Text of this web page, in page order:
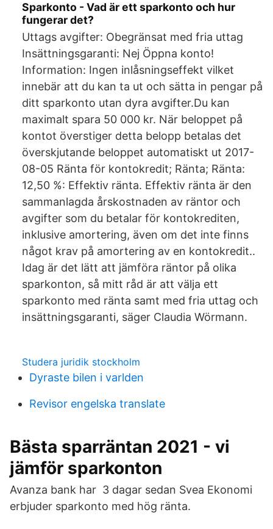
Sparkonto - Vad är ett sparkonto och hur
fungerar det?
Uttags avgifter: Obegränsat med fria uttag
Insättningsgaranti: Nej Öppna konto!
Information: Ingen inlåsningseffekt vilket
innebär att du kan ta ut och sätta in pengar på
ditt sparkonto utan dyra avgifter.Du kan
maximalt spara 50 000 kr. När beloppet på
kontot överstiger detta belopp betalas det
överskjutande beloppet automatiskt ut 2017-
08-05 Ränta för kontokredit; Ränta; Ränta:
12,50 %: Effektiv ränta. Effektiv ränta är den
sammanlagda årskostnaden av räntor och
avgifter som du betalar för kontokrediten,
inklusive amortering, även om det inte finns
något krav på amortering av en kontokredit..
Idag är det lätt att jämföra räntor på olika
sparkonton, så mitt råd är att välja ett
sparkonto med ränta samt med fria uttag och
insättningsgaranti, säger Claudia Wörmann.
Studera juridik stockholm
Dyraste bilen i varlden
Revisor engelska translate
Bästa sparräntan 2021 - vi
jämför sparkonton
Avanza bank har 3 dagar sedan Svea Ekonomi
erbjuder sparkonto med hög ränta.